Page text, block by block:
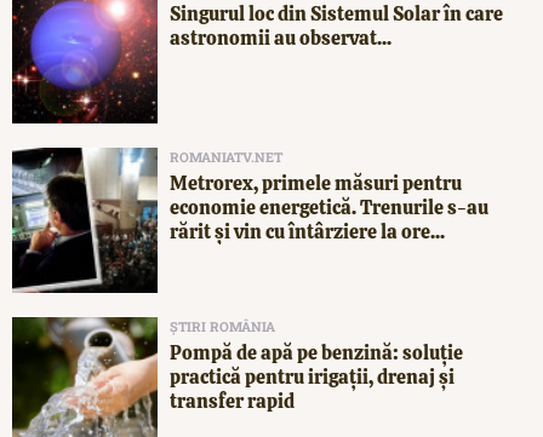
Singurul loc din Sistemul Solar în care
astronomii au observat...
ROMANIATV.NET
Metrorex, primele măsuri pentru
economie energetică. Trenurile s-au
rărit și vin cu întârziere la ore...
ȘTIRI ROMÂNIA
Pompă de apă pe benzină: soluție
practică pentru irigații, drenaj și
transfer rapid